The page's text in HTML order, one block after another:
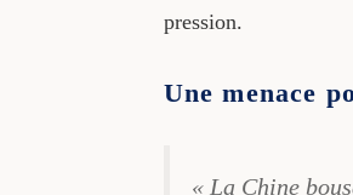
pression.
Une menace
« La Chine